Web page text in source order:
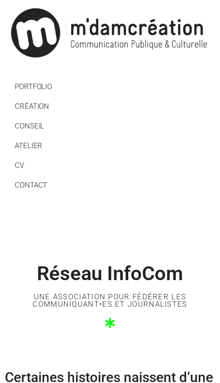
PORTFOLIO
CRÉATION
CONSEIL
ATELIER
CV
CONTACT
Réseau InfoCom
UNE ASSOCIATION POUR FÉDÉRER LES
COMMUNIQUANT•ES ET JOURNALISTES
Certaines histoires naissent d’une